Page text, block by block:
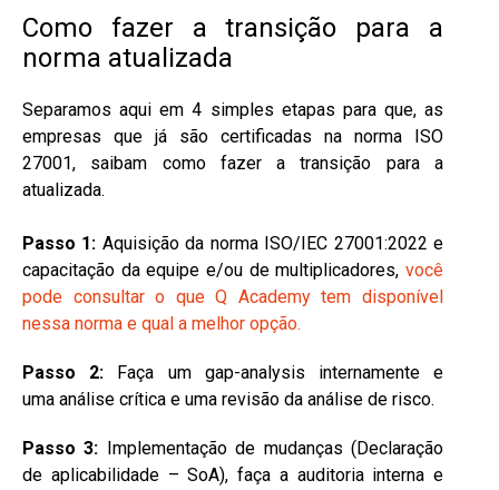
Como fazer a transição para a
norma atualizada
Separamos aqui em 4 simples etapas para que, as
empresas que já são certificadas na norma ISO
27001, saibam como fazer a transição para a
atualizada.
Passo 1: Aquisição da norma ISO/IEC 27001:2022 e
capacitação da equipe e/ou de multiplicadores, você
pode consultar o que Q Academy tem disponível
nessa norma e qual a melhor opção.
Passo 2: Faça um gap-analysis internamente e
uma análise crítica e uma revisão da análise de risco.
Passo 3: Implementação de mudanças (Declaração
de aplicabilidade – SoA), faça a auditoria interna e